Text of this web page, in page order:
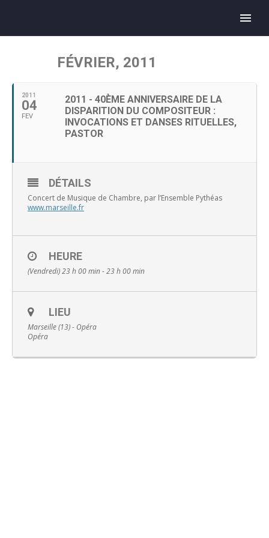
FÉVRIER, 2011
2011
04
FEV
2011 - 40ÈME ANNIVERSAIRE DE LA
DISPARITION DU COMPOSITEUR :
INVOCATIONS ET DANSES RITUELLES,
PASTOR
DÉTAILS
Concert de Musique de Chambre, par l’Ensemble Pythéas
www.marseille.fr
HEURE
(Vendredi) 23 h 00 min - 23 h 00 min
LIEU
Marseille (13) - Opéra
Opéra